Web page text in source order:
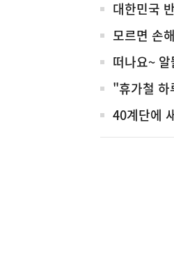
전
체
대한민국
모르면 손
떠나요~
"휴가철
40계단에